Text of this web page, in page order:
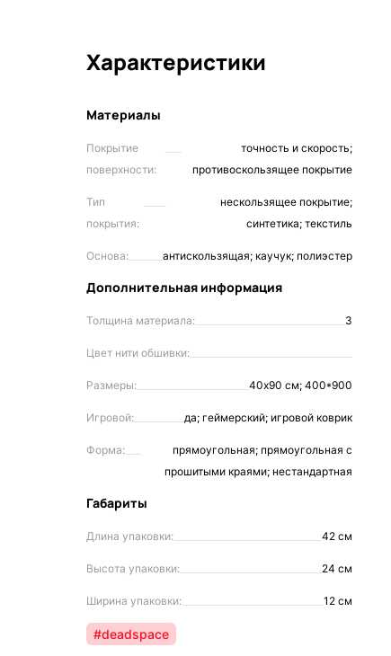
Характеристики
Материалы
Покрытие
поверхности:
точность и скорость;
противоскользящее покрытие
Тип
покрытия:
нескользящее покрытие;
синтетика; текстиль
Основа: антискользящая; каучук; полиэстер
Дополнительная информация
Толщина материала: 3
Цвет нити обшивки:
Размеры: 40х90 см; 400*900
Игровой: да; геймерский; игровой коврик
Форма:
прямоугольная; прямоугольная с
прошитыми краями; нестандартная
Габариты
Длина упаковки: 42 см
Высота упаковки: 24 см
Ширина упаковки: 12 см
#deadspace